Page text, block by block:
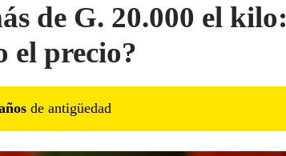
de G. 20.000 el kilo:
el precio?
s de antigüedad